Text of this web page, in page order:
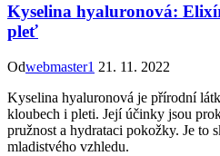
Kyselina hyaluronová:
pleť
Odwebmaster1 21. 11. 2022
Kyselina hyaluronová je přírodní
kloubech i pleti. Její účinky jsou
pružnost a hydrataci pokožky. Je to
mladistvého vzhledu.